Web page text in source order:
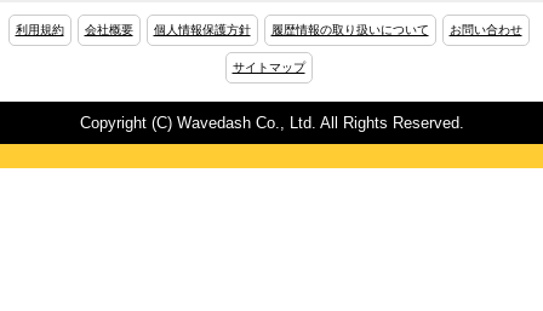
利用規約 会社概要 個人情報保護方針 履歴情報の取り扱いについて お問い合わせ
サイトマップ
Copyright (C) Wavedash Co., Ltd. All Rights Reserved.